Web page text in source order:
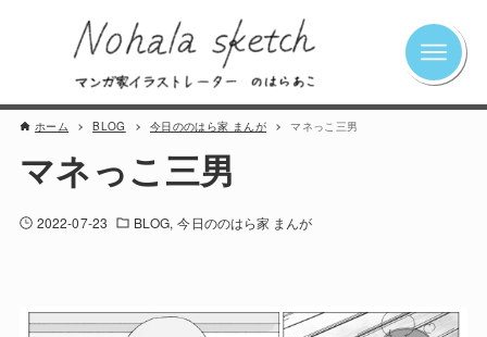
ホーム BLOG 今日ののはら家 まんが マネっこ三男
マネっこ三男
2022-07-23 BLOG 今日ののはら家 まんが